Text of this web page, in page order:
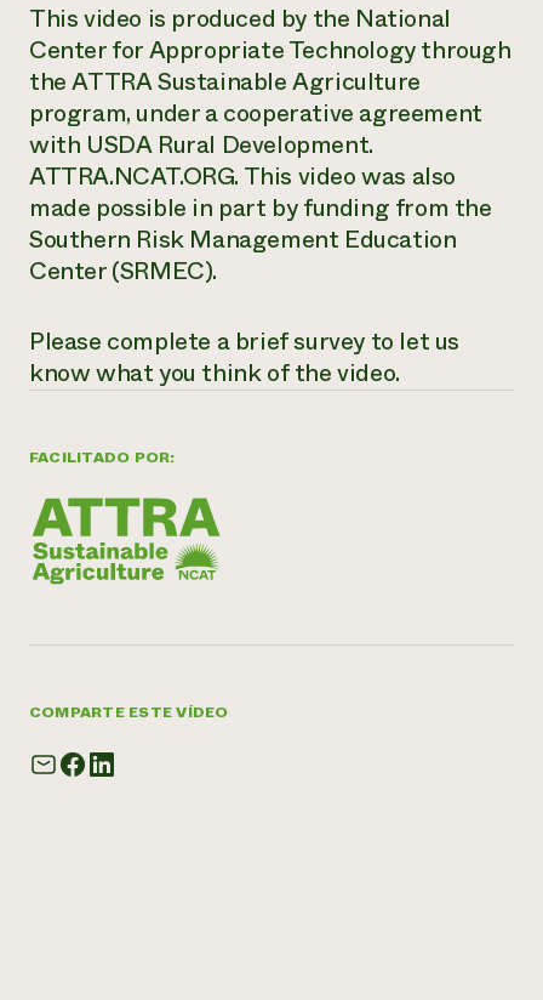
FACILITADO POR:
COMPARTE ESTE VÍDEO
This video is produced by the National
Center for Appropriate Technology through
the ATTRA Sustainable Agriculture
program, under a cooperative agreement
with USDA Rural Development.
ATTRA.NCAT.ORG. This video was also
made possible in part by funding from the
Southern Risk Management Education
Center (SRMEC).
Please complete a brief survey to let us
know what you think of the video.